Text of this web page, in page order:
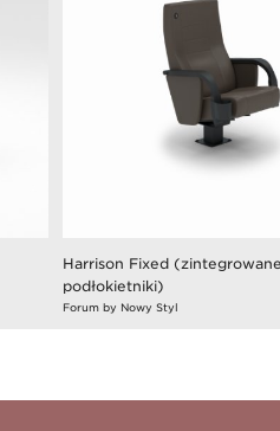
Harrison Fixed
podłokietniki)
Forum by Nowy Styl